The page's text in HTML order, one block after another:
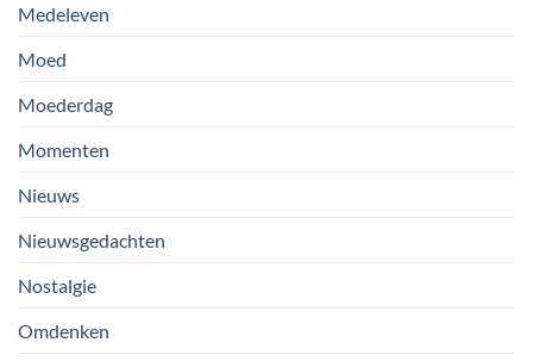
Medeleven
Moed
Moederdag
Momenten
Nieuws
Nieuwsgedachten
Nostalgie
Omdenken